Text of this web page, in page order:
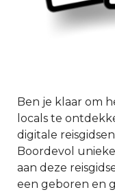
Ben je klaar om
locals te
digitale
Boordevol
aan deze
een geboren en